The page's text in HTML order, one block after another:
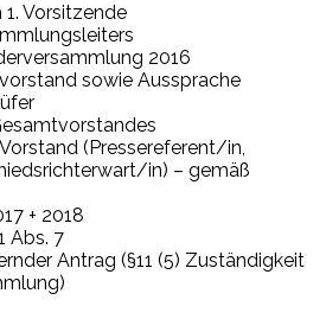
Vorsitzende
2016
sowie Aussprache
(Pressereferent/in,
in) – gemäß
+ 2018
Abs. 7
Antrag (§11 (5) Zuständigkeit